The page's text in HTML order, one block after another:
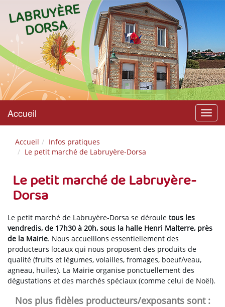
L
A
B
R
U
Y
È
R
E
D
O
R
S
A
Menu
Accueil
Accueil
Infos pratiques
Le petit marché de Labruyère-Dorsa
Le petit marché de Labruyère-
Dorsa
Le petit marché de Labruyère-Dorsa se déroule tous les
vendredis, de 17h30 à 20h, sous la halle Henri Malterre, près
de la Mairie. Nous accueillons essentiellement des
producteurs locaux qui nous proposent des produits de
qualité (fruits et légumes, volailles, fromages, boeuf/veau,
agneau, huiles). La Mairie organise ponctuellement des
dégustations et des marchés spéciaux (comme celui de Noël).
Nos plus fidèles producteurs/exposants sont :